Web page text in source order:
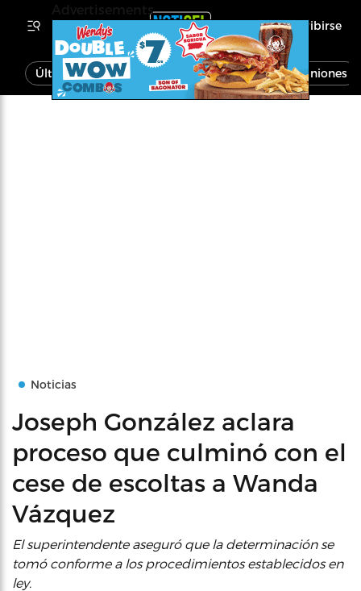
Inscribirse
Última Hora Noticias Economía Opiniones
Noticias
Joseph González aclara
proceso que culminó con el
cese de escoltas a Wanda
Vázquez
El superintendente aseguró que la determinación se
tomó conforme a los procedimientos establecidos en
ley.
Advertisements